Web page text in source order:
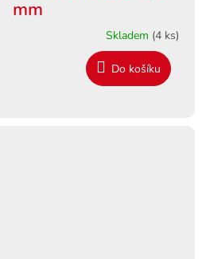
mm
Skladem (4 ks)
Do košíku